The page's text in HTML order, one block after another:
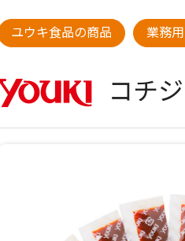
2026年 春の新商品
ユウキ食品の商品 業務
コチ